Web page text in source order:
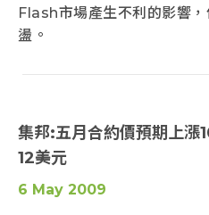
Flash市場產生不利的影響
盪。
集邦:五月合約價預期上漲
12美元
6 May 2009